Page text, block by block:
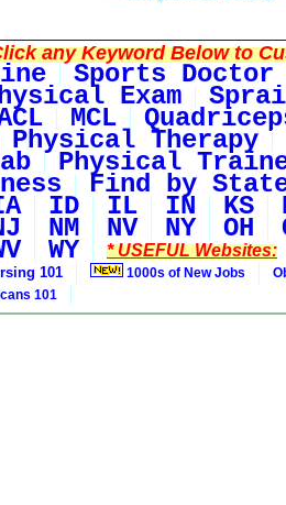
any Keyword Below to
Sports Doctor
Exam
MCL
Physical Therapy
Physical
Find by
ID IL IN KS
NM NV NY OH
WY * USEFUL Websites:
101 1000s of New Jobs
101